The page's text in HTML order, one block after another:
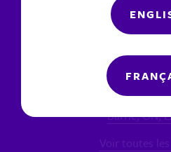
Nos
SUCCURSALE
60 chemin Bell
Barrie, ON,
Voir toutes